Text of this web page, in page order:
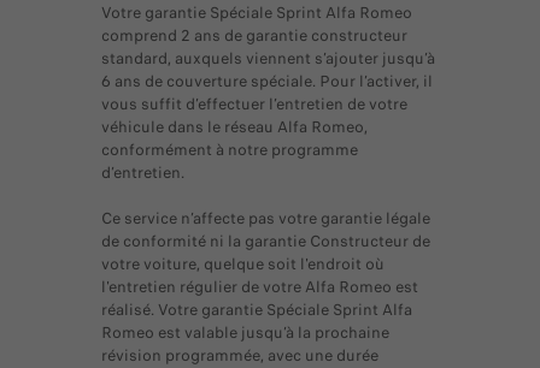
Votre garantie Spéciale Sprint Alfa Romeo
comprend 2 ans de garantie constructeur
standard, auxquels viennent s’ajouter jusqu’à
6 ans de couverture spéciale. Pour l’activer, il
vous suffit d’effectuer l’entretien de votre
véhicule dans le réseau Alfa Romeo,
conformément à notre programme
d’entretien.
Ce service n’affecte pas votre garantie légale
de conformité ni la garantie Constructeur de
votre voiture, quelque soit l'endroit où
l'entretien régulier de votre Alfa Romeo est
réalisé. Votre garantie Spéciale Sprint Alfa
Romeo est valable jusqu’à la prochaine
révision programmée, avec une durée